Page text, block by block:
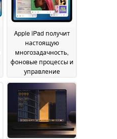
Apple iPad получит
настоящую
многозадачность,
фоновые процессы и
управление
файлами в iPadOS 26
10 June 2025